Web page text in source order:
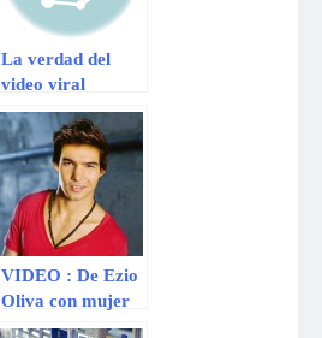
La verdad del
video viral
Harlem Shake y
su espontaneidad
en las redes
sociales
VIDEO : De Ezio
Oliva con mujer
desconocida